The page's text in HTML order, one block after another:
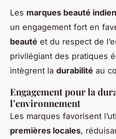
Les marques beauté
un engagement fort en
beauté et du respect de
privilégiant des pratiques
intègrent la durabilité au
Engagement pour la
l’environnement
Les marques favorisent
premières locales,